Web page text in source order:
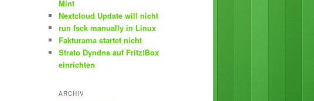
Mint
Nextcloud Update will nicht
run fsck manually in Linux
Fakturama startet nicht
Strato Dyndns auf Fritz!Box
einrichten
ARCHIV